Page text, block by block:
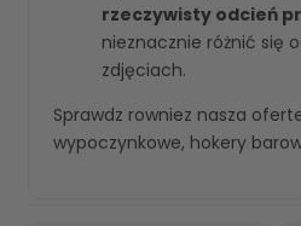
rzeczywisty odcień
nieznacznie różnić się
zdjęciach.
Sprawdz rowniez nasza
wypoczynkowe, hokery